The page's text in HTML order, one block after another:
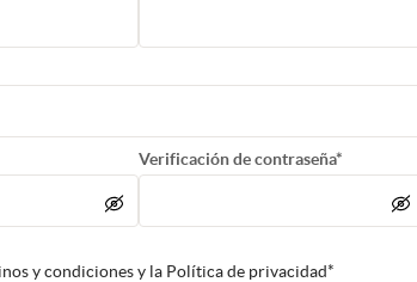
Verificación de contraseña*
y condiciones y la Política de privacidad*